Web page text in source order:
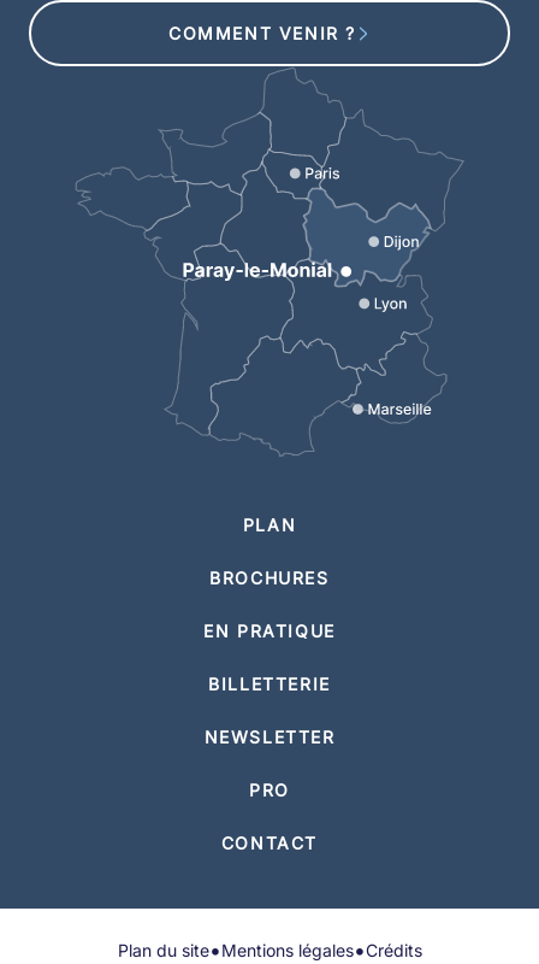
COMMENT VENIR ?
PLAN
BROCHURES
EN PRATIQUE
BILLETTERIE
NEWSLETTER
PRO
CONTACT
Plan du site•Mentions légales•Crédits